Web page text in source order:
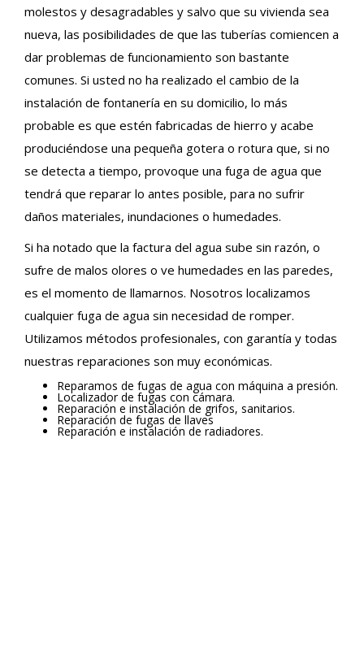
molestos y desagradables y salvo que su vivienda sea
nueva, las posibilidades de que las tuberías comiencen a
dar problemas de funcionamiento son bastante
comunes. Si usted no ha realizado el cambio de la
instalación de fontanería en su domicilio, lo más
probable es que estén fabricadas de hierro y acabe
produciéndose una pequeña gotera o rotura que, si no
se detecta a tiempo, provoque una fuga de agua que
tendrá que reparar lo antes posible, para no sufrir
daños materiales, inundaciones o humedades.
Si ha notado que la factura del agua sube sin razón, o
sufre de malos olores o ve humedades en las paredes,
es el momento de llamarnos. Nosotros localizamos
cualquier fuga de agua sin necesidad de romper.
Utilizamos métodos profesionales, con garantía y todas
nuestras reparaciones son muy económicas.
Reparamos de fugas de agua con máquina a presión.
Localizador de fugas con cámara.
Reparación e instalación de grifos, sanitarios.
Reparación de fugas de llaves
Reparación e instalación de radiadores.